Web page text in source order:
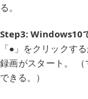
る。
Step3: Windows10
「●」をクリックす
録画がスタート。
できる。）